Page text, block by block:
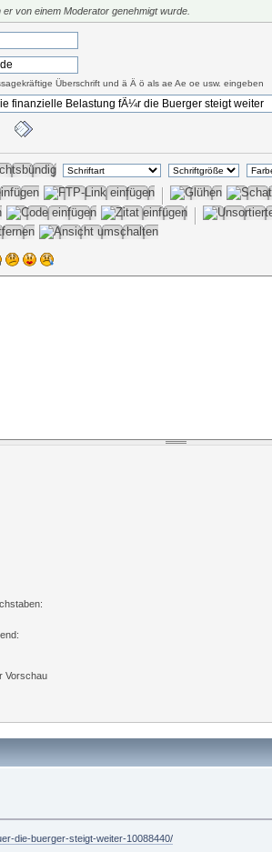
von einem Moderator genehmigt wurde.
Überschrift und ä Ä ö als ae Ae oe usw. eingeben
Vorschau
die-buerger-steigt-weiter-10088440/